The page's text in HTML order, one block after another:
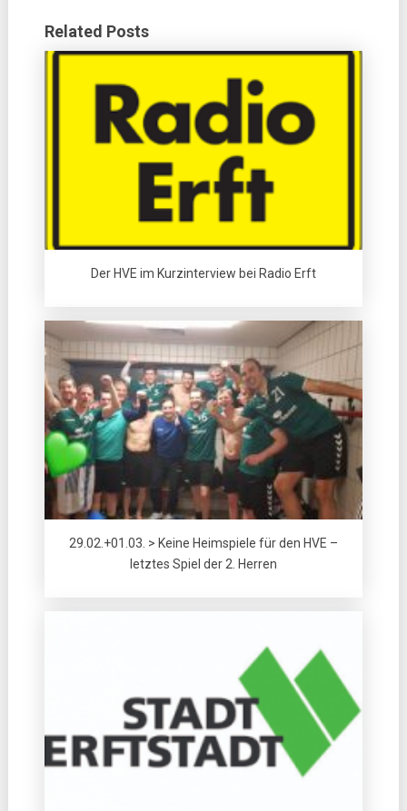
Related Posts
Der HVE im Kurzinterview bei Radio Erft
29.02.+01.03. > Keine Heimspiele für den HVE –
letztes Spiel der 2. Herren